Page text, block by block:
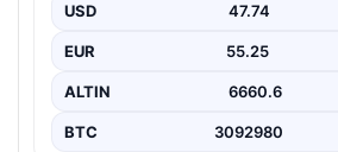
{ "title": "Karadeniz'de Vurulan
gerçekleştirilen…
USD 47.74
EUR 55.25
ALTIN 6660.6
BTC 3092980